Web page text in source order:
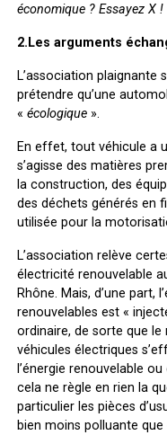
économique ? Essayez X !
2.Les arguments
L’association plaignante
prétendre qu’une
« écologique».
En effet, tout véhicule a
s’agisse des matières
la construction, des
des déchets générés en
utilisée pour la
L’association relève
électricité renouvelable
Rhône. Mais, d’une part,
renouvelables est «
ordinaire, de sorte que
véhicules électriques
l’énergie renouvelable
cela ne règle en rien la
particulier les pièces
bien moins polluante